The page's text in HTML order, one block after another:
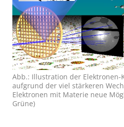
Abb.: Illustra­tion der
aufgrund der viel stärkeren
Elektronen mit Materie neue
Grüne)